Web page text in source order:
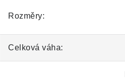
Rozměry:
Celková váha: